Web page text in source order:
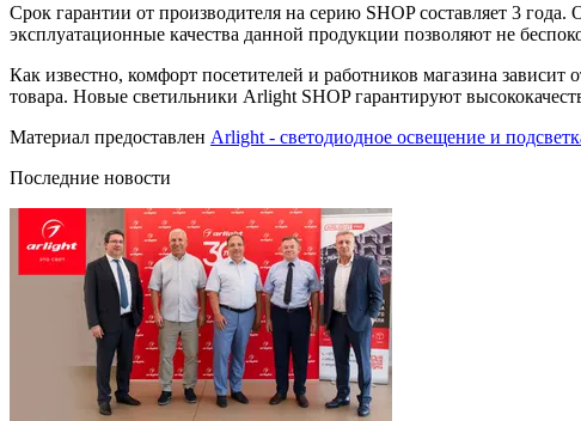
Срок гарантии от производителя на серию SHOP составляет 3
эксплуатационные качества данной продукции позволяют не
Как известно, комфорт посетителей и работников магазина
товара. Новые светильники Arlight SHOP гарантируют
Материал предоставлен Arlight - светодиодное освещение и
Последние новости